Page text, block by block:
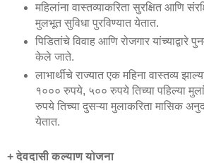
महिलांना वास्तव्याकरिता सुरक्षित आणि
मुलभूत सुविधा पुरविण्यात येतात.
पिडितांचे विवाह आणि रोजगार यांच्याद्वारे
केले जाते.
लाभार्थीचे राज्यात एक महिना वास्तव्य
१००० रुपये, ५०० रुपये तिच्या पहिल्या
रुपये तिच्या दुसऱ्या मुलाकरिता मासिक
येतात.
+ देवदासी कल्याण योजना